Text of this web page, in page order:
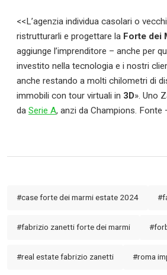
Serie A
CLASSIFICA
Serie B
CLASSIFICA
<<L’agenzia individua casolari o
ristrutturarli e progettare la Forte dei
aggiunge l’imprenditore – anche per
investito nella tecnologia e i nostri
anche restando a molti chilometri di
immobili con tour virtuali in 3D». Uno
da Serie A, anzi da Champions.
#case forte dei marmi estate 2024
#fabrizio zanetti forte dei marmi
#real estate fabrizio zanetti #roma